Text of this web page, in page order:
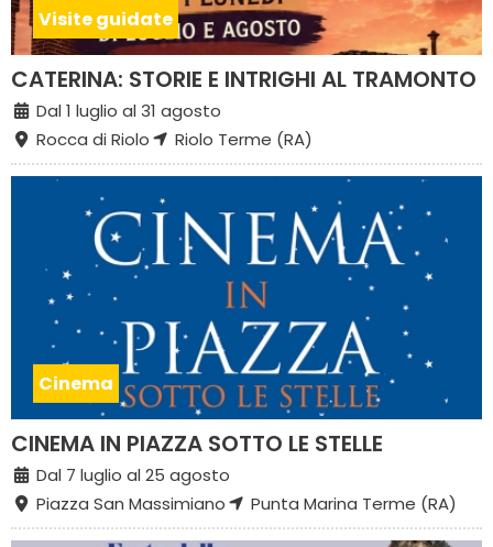
Visite guidate
CATERINA: STORIE E INTRIGHI AL TRAMONTO
Dal 1 luglio al 31 agosto
Rocca di Riolo
Riolo Terme (RA)
Cinema
CINEMA IN PIAZZA SOTTO LE STELLE
Dal 7 luglio al 25 agosto
Piazza San Massimiano
Punta Marina Terme (RA)